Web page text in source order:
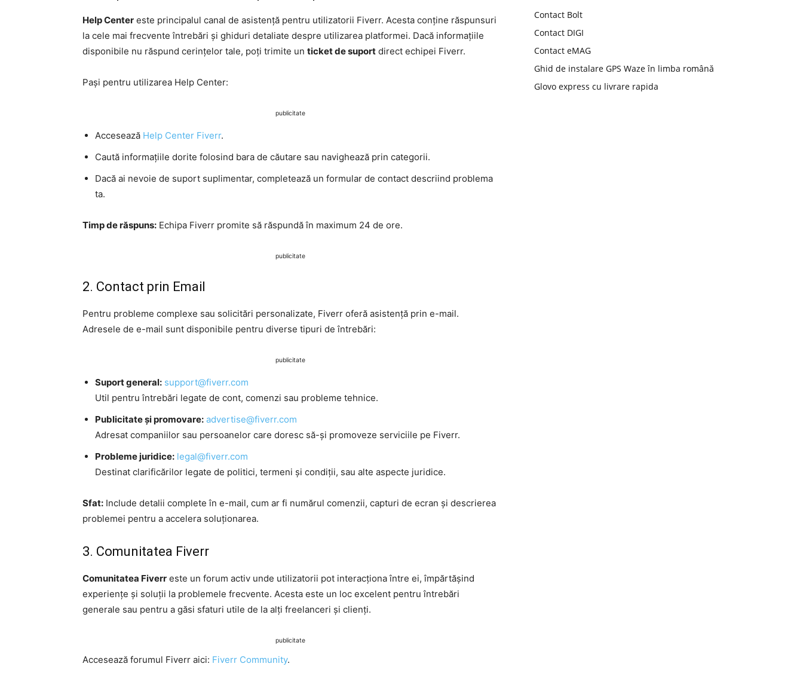
Help Center este principalul canal de asistență pentru utilizatorii Fiverr. Acesta conține răspunsuri
la cele mai frecvente întrebări și ghiduri detaliate despre utilizarea platformei. Dacă informațiile
disponibile nu răspund cerințelor tale, poți trimite un ticket de suport direct echipei Fiverr.
Pași pentru utilizarea Help Center:
publicitate
Accesează Help Center Fiverr.
Caută informațiile dorite folosind bara de căutare sau navighează prin categorii.
Dacă ai nevoie de suport suplimentar, completează un formular de contact descriind problema
ta.
Timp de răspuns: Echipa Fiverr promite să răspundă în maximum 24 de ore.
publicitate
2. Contact prin Email
Pentru probleme complexe sau solicitări personalizate, Fiverr oferă asistență prin e-mail.
Adresele de e-mail sunt disponibile pentru diverse tipuri de întrebări:
publicitate
Suport general: support@fiverr.com
Util pentru întrebări legate de cont, comenzi sau probleme tehnice.
Publicitate și promovare: advertise@fiverr.com
Adresat companiilor sau persoanelor care doresc să-și promoveze serviciile pe Fiverr.
Probleme juridice: legal@fiverr.com
Destinat clarificărilor legate de politici, termeni și condiții, sau alte aspecte juridice.
Sfat: Include detalii complete în e-mail, cum ar fi numărul comenzii, capturi de ecran și descrierea
problemei pentru a accelera soluționarea.
3. Comunitatea Fiverr
Comunitatea Fiverr este un forum activ unde utilizatorii pot interacționa între ei, împărtășind
experiențe și soluții la problemele frecvente. Acesta este un loc excelent pentru întrebări
generale sau pentru a găsi sfaturi utile de la alți freelanceri și clienți.
publicitate
Accesează forumul Fiverr aici: Fiverr Community.
Contact Bolt
Contact DIGI
Contact eMAG
Ghid de instalare GPS Waze în limba română
Glovo express cu livrare rapida